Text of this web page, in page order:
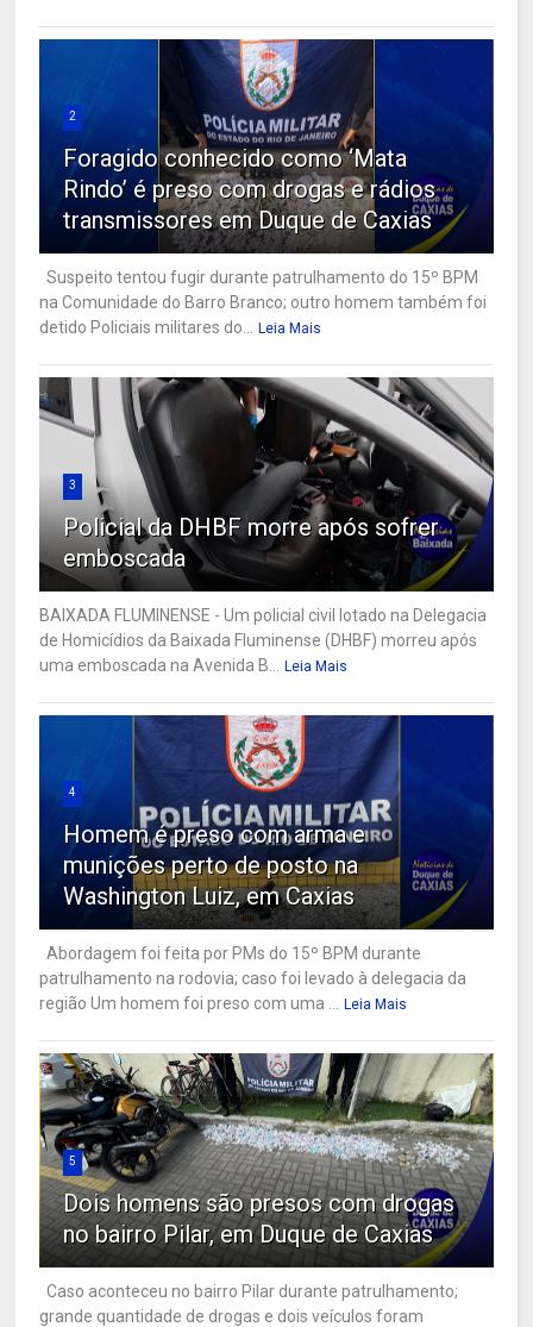
2
Foragido conhecido como ‘Mata
Rindo’ é preso com drogas e rádios
transmissores em Duque de Caxias
Suspeito tentou fugir durante patrulhamento do 15º BPM
na Comunidade do Barro Branco; outro homem também foi
detido Policiais militares do...
Leia Mais
3
Policial da DHBF morre após sofrer
emboscada
BAIXADA FLUMINENSE - Um policial civil lotado na Delegacia
de Homicídios da Baixada Fluminense (DHBF) morreu após
uma emboscada na Avenida B...
Leia Mais
4
Homem é preso com arma e
munições perto de posto na
Washington Luiz, em Caxias
Abordagem foi feita por PMs do 15º BPM durante
patrulhamento na rodovia; caso foi levado à delegacia da
região Um homem foi preso com uma ...
Leia Mais
5
Dois homens são presos com drogas
no bairro Pilar, em Duque de Caxias
Caso aconteceu no bairro Pilar durante patrulhamento;
grande quantidade de drogas e dois veículos foram